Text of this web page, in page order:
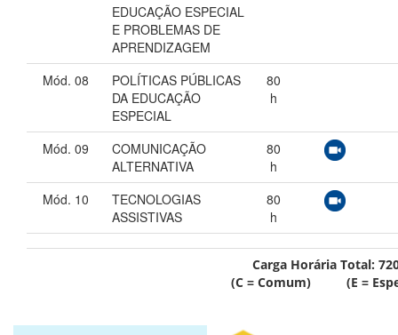
EDUCAÇÃO ESPECIAL
E PROBLEMAS DE
APRENDIZAGEM
Mód. 08
POLÍTICAS PÚBLICAS
DA EDUCAÇÃO
ESPECIAL
80
h
Mód. 09
COMUNICAÇÃO
ALTERNATIVA
80
h
Mód. 10
TECNOLOGIAS
ASSISTIVAS
80
h
Carga Horária Total:
(C = Comum) (E =